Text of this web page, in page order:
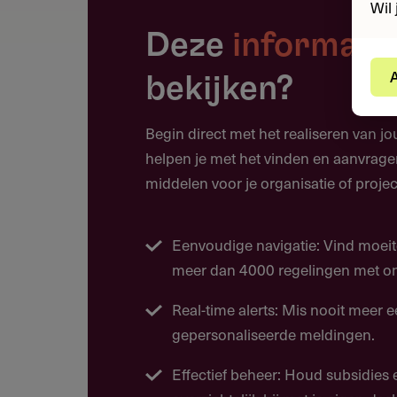
onconventioneel,
wetenschappelijke,
Doelgroep
Onderzoekers die 2 tot 6 jaar
tot bepaalde klinische
Werkgebied
De regeling is in Nederland van
Deze informatie
bekijken?
Begin direct met het realiseren van
helpen je met het vinden en
middelen voor je organisatie of
Eenvoudige navigatie: Vind
meer dan 4000 regelingen met
Real-time alerts: Mis nooit meer
gepersonaliseerde meldingen.
Effectief beheer: Houd subsidies
Wil